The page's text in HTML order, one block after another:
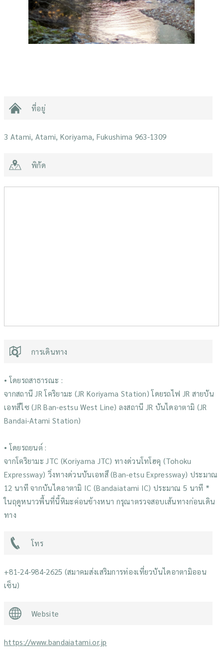
ที่อยู่
3 Atami, Atami, Koriyama, Fukushima 963-1309
พิกัด
การเดินทาง
• โดยรถสาธารณะ :
จากสถานี JR โคริยามะ (JR Koriyama Station) โดยรถไฟ JR สายบัน
เอทสึไซ (JR Ban-estsu West Line) ลงสถานี JR บันไดอาตามิ (JR
Bandai-Atami Station)
• โดยรถยนต์ :
จากโคริยามะ JTC (Koriyama JTC) ทางด่วนโทโฮคุ (Tohoku
Expressway) วิ่งทางด่วนบันเอทสึ (Ban-etsu Expressway) ประมาณ
12 นาที จากบันไดอาตามิ IC (Bandaiatami IC) ประมาณ 5 นาที *
ในฤดูหนาวพื้นที่นี้หิมะค่อนข้างหนา กรุณาตรวจสอบเส้นทางก่อนเดิน
ทาง
โทร
+81-24-984-2625 (สมาคมส่งเสริมการท่องเที่ยวบันไดอาตามิออน
เซ็น)
Website
https://www.bandaiatami.or.jp